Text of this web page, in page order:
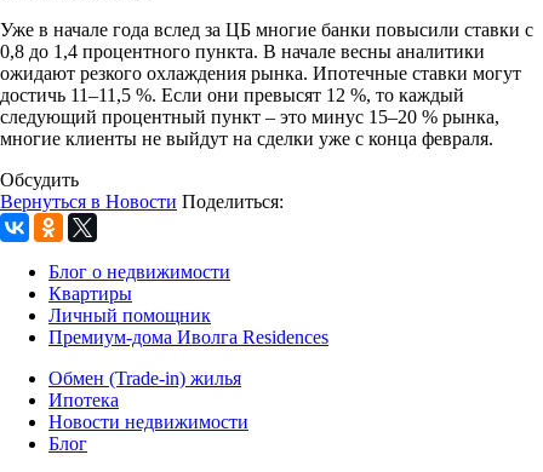
Уже в начале года вслед за ЦБ многие банки повысили ставки с
0,8 до 1,4 процентного пункта. В начале весны аналитики
ожидают резкого охлаждения рынка. Ипотечные ставки могут
достичь 11–11,5 %. Если они превысят 12 %, то каждый
следующий процентный пункт – это минус 15–20 % рынка,
многие клиенты не выйдут на сделки уже с конца февраля.
Обсудить
Вернуться в Новости Поделиться:
Блог о недвижимости
Квартиры
Личный помощник
Премиум-дома Иволга Residences
Обмен (Trade-in) жилья
Ипотека
Новости недвижимости
Блог